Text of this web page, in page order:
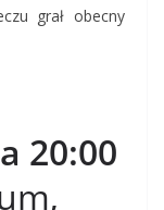
grał obecny
20:00